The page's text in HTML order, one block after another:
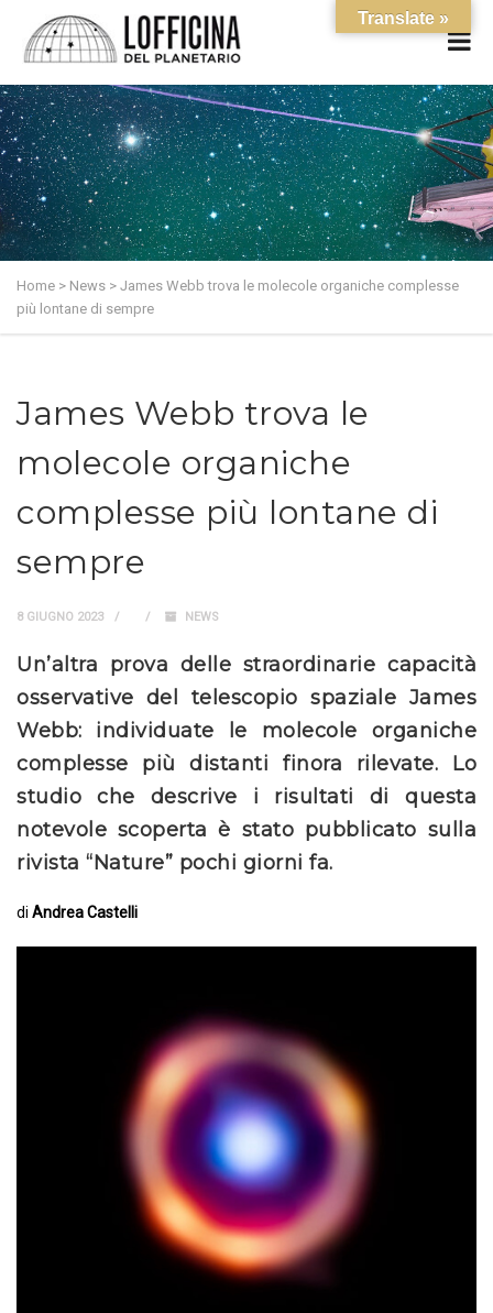
Home > News > James Webb trova le molecole organiche complesse
più lontane di sempre
James Webb trova le
molecole organiche
complesse più lontane di
sempre
8 GIUGNO 2023 NEWS
Un’altra prova delle straordinarie capacità
osservative del telescopio spaziale James
Webb: individuate le molecole organiche
complesse più distanti finora rilevate. Lo
studio che descrive i risultati di questa
notevole scoperta è stato pubblicato sulla
rivista “Nature” pochi giorni fa.
di Andrea Castelli
Translate »